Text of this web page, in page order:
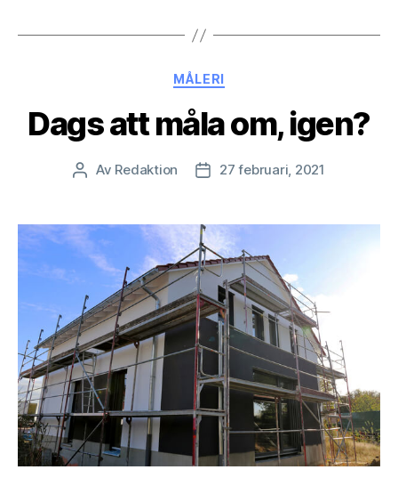
Kategorier
MÅLERI
Dags att måla om, igen?
Inläggsförfattare
Av Redaktion Inläggsdatum
27 februari, 2021